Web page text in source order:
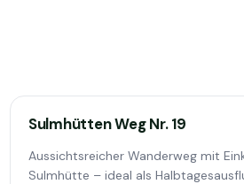
Sulmhütten Weg Nr. 19
Aussichtsreicher Wanderweg mit
Sulmhütte – ideal als